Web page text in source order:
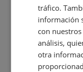
¿Por qué
profesor
✅Profesores
Cada profesor
moderación
tráfico.
información
con
análisis,
otra